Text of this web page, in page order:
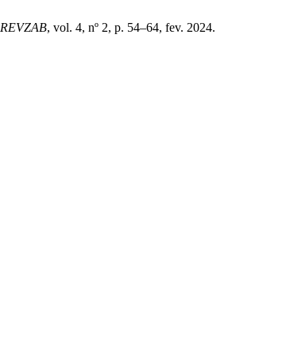
REVZAB, vol. 4, nº 2, p. 54–64, fev. 2024.